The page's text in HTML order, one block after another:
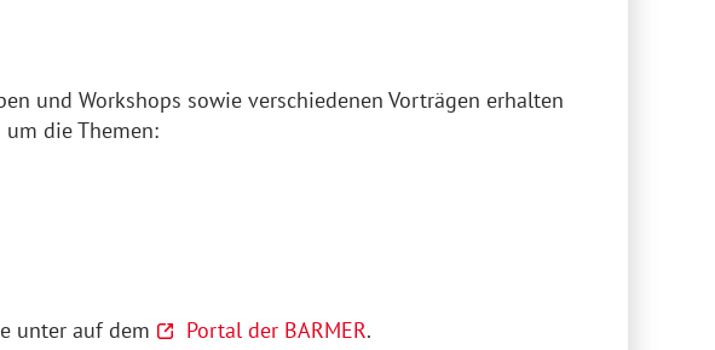
und Workshops sowie verschiedenen Vorträgen erhalten
die Themen:
unter auf dem Portal der BARMER.